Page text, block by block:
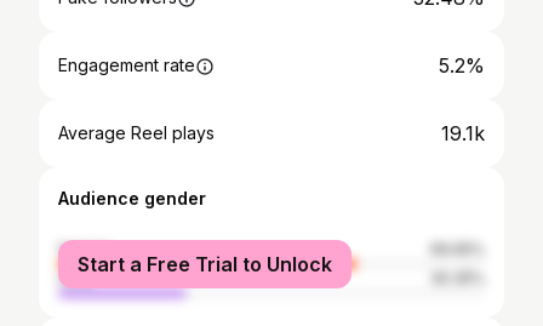
Engagement rate 5.2%
Average Reel plays 19.1k
Audience gender
female
male
Start a Free Trial to Unlock